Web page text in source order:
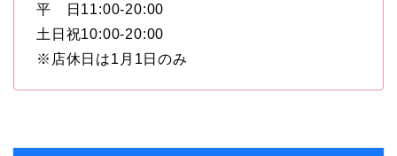
平 日11:00-20:00
土日祝10:00-20:00
※店休日は1月1日のみ